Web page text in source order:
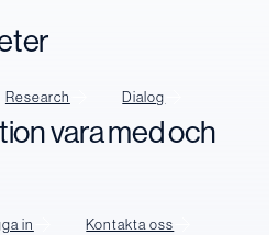
Research Dialog
vara med och
in Kontakta oss